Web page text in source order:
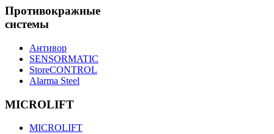
Противокражные
системы
Антивор
SENSORMATIC
StoreCONTROL
Alarma Steel
MICROLIFT
MICROLIFT